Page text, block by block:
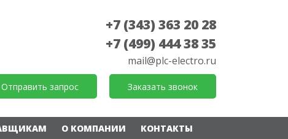
+7 (343) 363 20 28
+7 (499) 444 38 35
mail@plc-electro.ru
Отправить запрос Заказать звонок
О КОМПАНИИ КОНТАКТЫ